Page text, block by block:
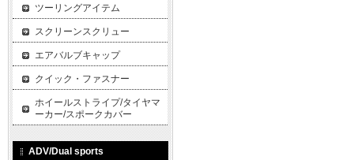
ツーリングアイテム
スクリーンスクリュー
エアバルブキャップ
クイック・ファスナー
ホイールストライプ/タイヤマ
ーカー/スポークカバー
ADV/Dual sports